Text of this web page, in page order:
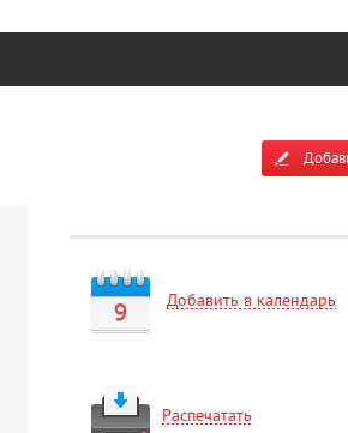
9 Добавить в календарь
Распечатать